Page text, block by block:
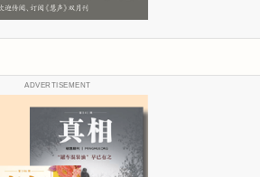
ADVERTISEMENT